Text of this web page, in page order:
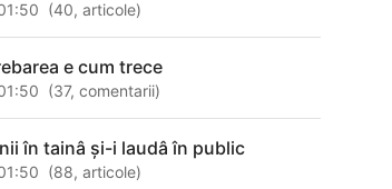
(40,articole)
e cum trece
(37,comentarii)
în tainâ și-i laudâ în public
(88,articole)